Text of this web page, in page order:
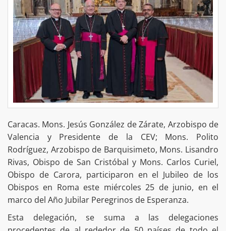
Caracas. Mons. Jesús González de Zárate, Arzobispo de
Valencia y Presidente de la CEV; Mons. Polito
Rodríguez, Arzobispo de Barquisimeto, Mons. Lisandro
Rivas, Obispo de San Cristóbal y Mons. Carlos Curiel,
Obispo de Carora, participaron en el Jubileo de los
Obispos en Roma este miércoles 25 de junio, en el
marco del Año Jubilar Peregrinos de Esperanza.
Esta delegación, se suma a las delegaciones